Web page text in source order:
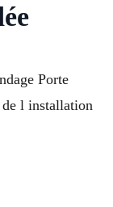
Porte
l installation